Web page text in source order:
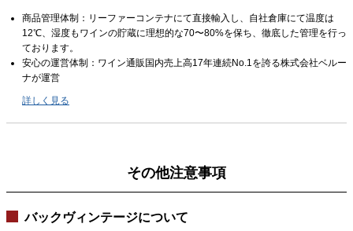
商品管理体制：リーファーコンテナにて直接輸入し、自社倉庫にて温度は
12℃、湿度もワインの貯蔵に理想的な70〜80%を保ち、徹底した管理を行っ
ております。
安心の運営体制：ワイン通販国内売上高17年連続No.1を誇る株式会社ベルー
ナが運営
詳しく見る
その他注意事項
バックヴィンテージについて